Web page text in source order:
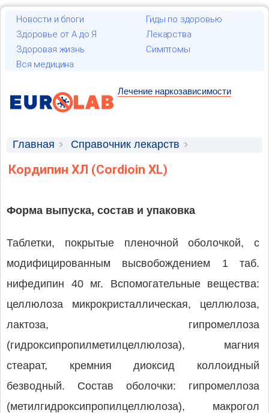
Новости и блоги
Гиды по здоровью
Здоровье от А до Я
Лекарства
Здоровая жизнь
Симптомы
Вся медицина
Лечение наркозависимости
Главная
Справочник лекарств
Лекарственные средства
Кордипин ХЛ (Cordioin XL)
Форма выпуска, состав и упаковка
Таблетки, покрытые пленочной оболочкой, с
модифицированным высвобождением 1 таб.
нифедипин 40 мг. Вспомогательные вещества:
целлюлоза микрокристаллическая, целлюлоза,
лактоза, гипромеллоза
(гидроксипропилметилцеллюлоза), магния
стеарат, кремния диоксид коллоидный
безводный. Состав оболочки: гипромеллоза
(метилгидроксипропилцеллюлоза), макрогол